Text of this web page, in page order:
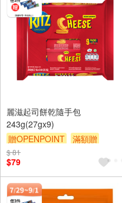
麗滋起司餅乾隨手包
243g(27gx9)
贈OPENPOINT
滿額贈
滿額9折
$ 81
$79